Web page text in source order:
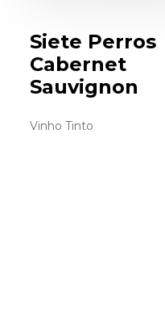
Siete Perros
Cabernet
Sauvignon
Vinho Tinto